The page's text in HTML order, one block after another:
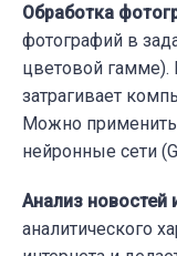
Обработка
фотографий в
цветовой гамме).
затрагивает
Можно применить
нейронные сети
Анализ новостей
аналитического